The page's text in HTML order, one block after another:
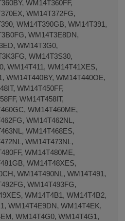
WM14T360FF,
WM14T372FG,
WM14T390GB, WM14T391,
WM14T3E8DN,
WM14T3G0,
WM14T3S30,
WM14T411, WM14T41XES,
WM14T440BY, WM14T440OE,
WM14T450FF,
WM14T458IT,
WM14T460ME,
WM14T462NL,
WM14T468ES,
WM14T473NL,
WM14T480ME,
WM14T48XES,
WM14T490NL, WM14T491,
WM14T493FG,
WM14T4B1, WM14T4B2,
WM14T4E9DN, WM14T4EK,
WM14T4G0, WM14T4G1,